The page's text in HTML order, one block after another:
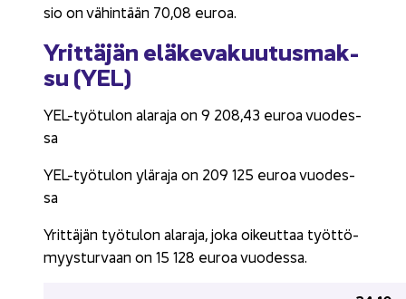
sio on vä­hin­tään 70,08 euroa.
Yrit­tä­jän elä­ke­va­kuu­tus­mak­
su (YEL)
YEL-​työtulon ala­ra­ja on 9 208,43 euroa vuo­des­
sa
YEL-​työtulon ylä­ra­ja on 209 125 euroa vuo­des­
sa
Yrit­tä­jän työ­tu­lon ala­ra­ja, joka oi­keut­taa työt­tö­
myys­tur­vaan on 15 128 euroa vuo­des­sa.